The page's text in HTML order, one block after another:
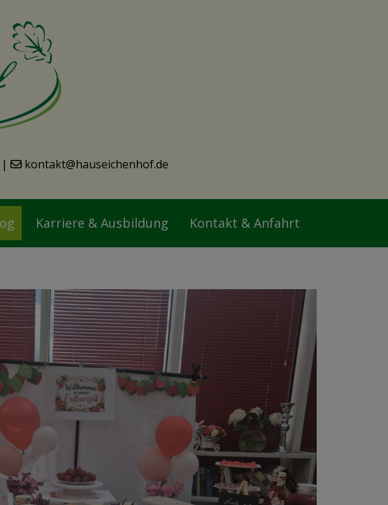
| kontakt@hauseichenhof.de
Karriere & Ausbildung Kontakt & Anfahrt